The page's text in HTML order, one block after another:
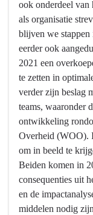
ook onderdeel van
als organisatie
blijven we stappen
eerder ook
2021 een
te zetten in
verder zijn beslag
teams, waaronder
ontwikkeling
Overheid (WOO).
om in beeld te
Beiden komen in
consequenties uit
en de
middelen nodig